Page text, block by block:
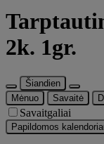
2k. 1gr.
Šiandien
Mėnuo
Savaitė
Savaitgaliai
Papildomos